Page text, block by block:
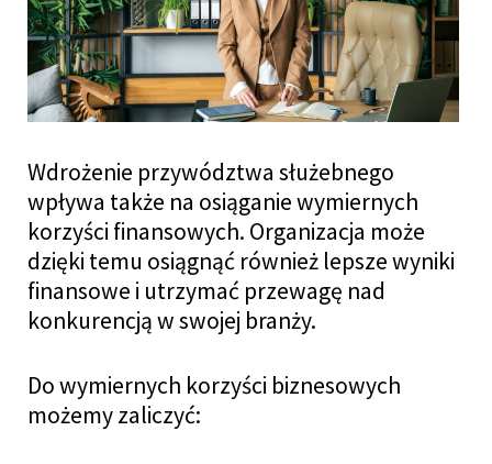
Wdrożenie przywództwa służebnego
wpływa także na osiąganie wymiernych
korzyści finansowych. Organizacja może
dzięki temu osiągnąć również lepsze wyniki
finansowe i utrzymać przewagę nad
konkurencją w swojej branży.
Do wymiernych korzyści biznesowych
możemy zaliczyć: